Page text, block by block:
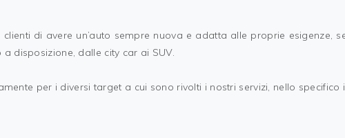
di avere un’auto sempre nuova e adatta alle proprie esigenze,
disposizione, dalle city car ai SUV.
per i diversi target a cui sono rivolti i nostri servizi, nello